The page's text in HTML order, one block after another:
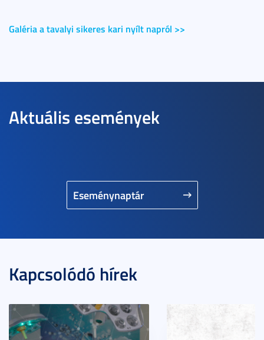
Galéria a tavalyi sikeres kari nyílt napról >>
Aktuális események
Eseménynaptár
Kapcsolódó hírek